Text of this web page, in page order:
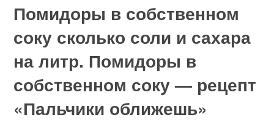
Помидоры в собственном
соку сколько соли и сахара
на литр. Помидоры в
собственном соку — рецепт
«Пальчики оближешь»